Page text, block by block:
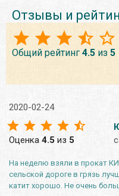
Отзывы и
Общий рейтинг 4.5 из 5
2020-02-24
Оценка 4.5 из 5
На неделю взяли в прокат
сельской дороге в грязь
катит хорошо. Не очень